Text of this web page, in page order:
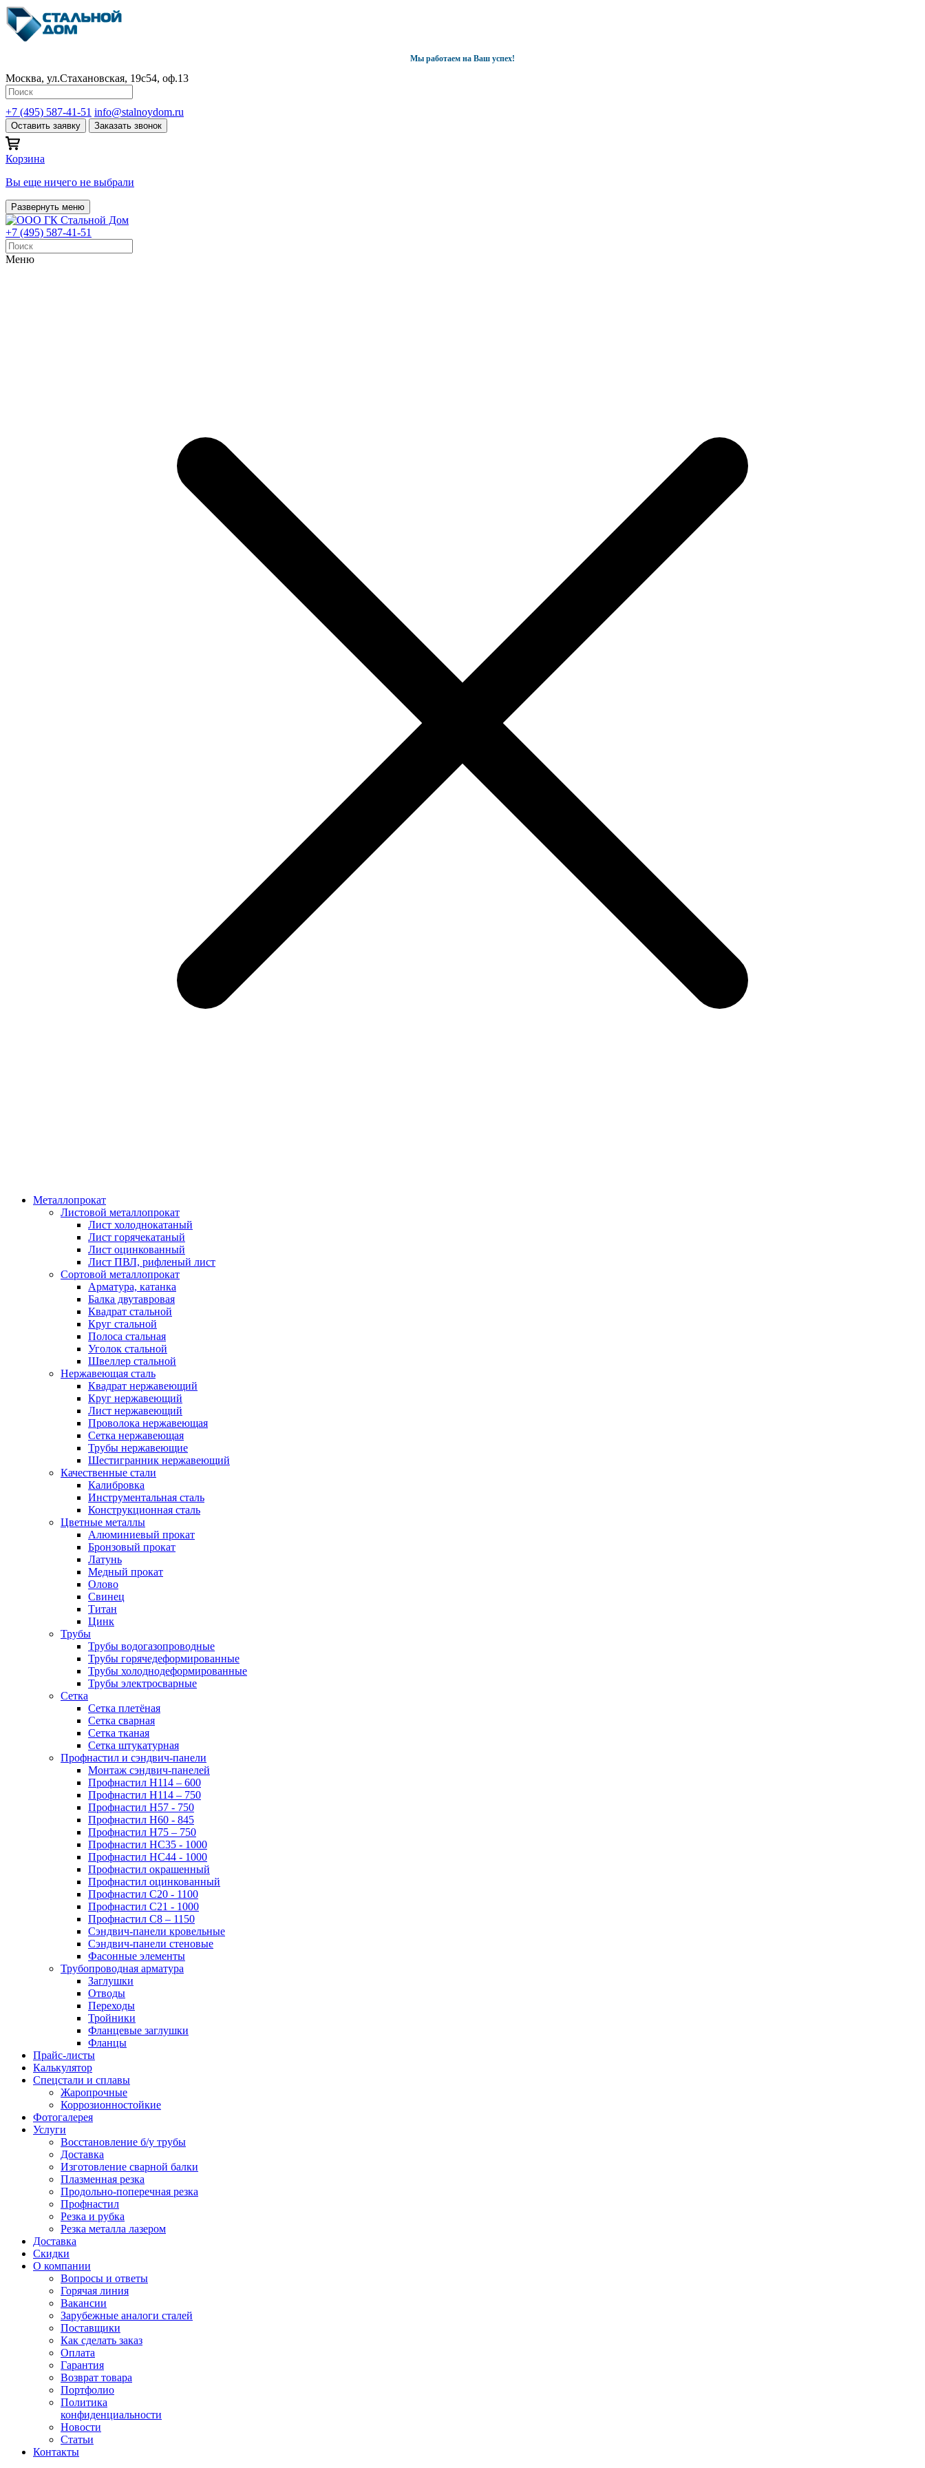
Мы работаем на Ваш успех!
Москва, ул.Стахановская, 19с54, оф.13
+7 (495) 587-41-51 info@stalnoydom.ru
Оставить заявку Заказать звонок
Корзина
Вы еще ничего не выбрали
Развернуть меню
+7 (495) 587-41-51
Меню
Металлопрокат
Листовой металлопрокат
Лист холоднокатаный
Лист горячекатаный
Лист оцинкованный
Лист ПВЛ, рифленый лист
Сортовой металлопрокат
Арматура, катанка
Балка двутавровая
Квадрат стальной
Круг стальной
Полоса стальная
Уголок стальной
Швеллер стальной
Нержавеющая сталь
Квадрат нержавеющий
Круг нержавеющий
Лист нержавеющий
Проволока нержавеющая
Сетка нержавеющая
Трубы нержавеющие
Шестигранник нержавеющий
Качественные стали
Калибровка
Инструментальная сталь
Конструкционная сталь
Цветные металлы
Алюминиевый прокат
Бронзовый прокат
Латунь
Медный прокат
Олово
Свинец
Титан
Цинк
Трубы
Трубы водогазопроводные
Трубы горячедеформированные
Трубы холоднодеформированные
Трубы электросварные
Сетка
Сетка плетёная
Сетка сварная
Сетка тканая
Сетка штукатурная
Профнастил и сэндвич-панели
Монтаж сэндвич-панелей
Профнастил Н114 – 600
Профнастил Н114 – 750
Профнастил Н57 - 750
Профнастил Н60 - 845
Профнастил Н75 – 750
Профнастил НС35 - 1000
Профнастил НС44 - 1000
Профнастил окрашенный
Профнастил оцинкованный
Профнастил С20 - 1100
Профнастил С21 - 1000
Профнастил С8 – 1150
Сэндвич-панели кровельные
Сэндвич-панели стеновые
Фасонные элементы
Трубопроводная арматура
Заглушки
Отводы
Переходы
Тройники
Фланцевые заглушки
Фланцы
Прайс-листы
Калькулятор
Спецстали и сплавы
Жаропрочные
Коррозионностойкие
Фотогалерея
Услуги
Восстановление б/у трубы
Доставка
Изготовление сварной балки
Плазменная резка
Продольно-поперечная резка
Профнастил
Резка и рубка
Резка металла лазером
Доставка
Скидки
О компании
Вопросы и ответы
Горячая линия
Вакансии
Зарубежные аналоги сталей
Поставщики
Как сделать заказ
Оплата
Гарантия
Возврат товара
Портфолио
Политика
конфиденциальности
Новости
Статьи
Контакты